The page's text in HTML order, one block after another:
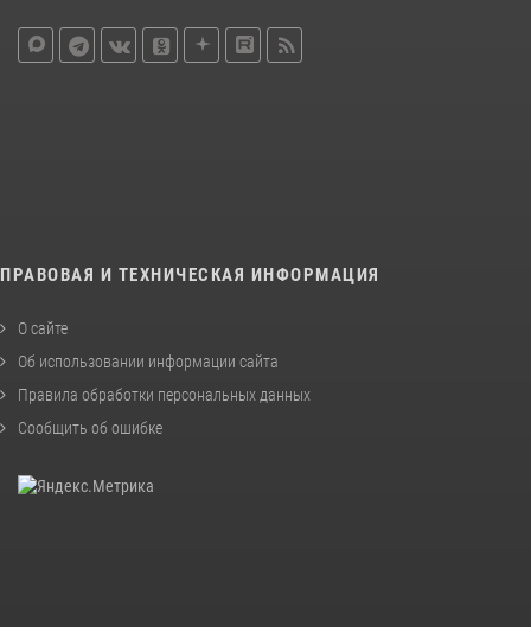
ПРАВОВАЯ И ТЕХНИЧЕСКАЯ ИНФОРМАЦИЯ
О сайте
Об использовании информации сайта
Правила обработки персональных данных
Сообщить об ошибке